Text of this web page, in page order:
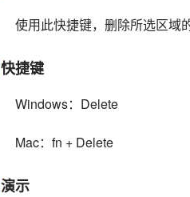
使用此快捷键，删除所选区域
快捷键
Windows：Delete
Mac：fn + Delete
演示